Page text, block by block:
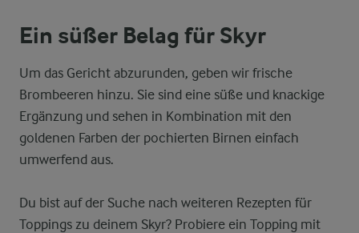
Ein süßer Belag für Skyr
Um das Gericht abzurunden, geben wir frische
Brombeeren hinzu. Sie sind eine süße und knackige
Ergänzung und sehen in Kombination mit den
goldenen Farben der pochierten Birnen einfach
umwerfend aus.
Du bist auf der Suche nach weiteren Rezepten für
Toppings zu deinem Skyr? Probiere ein Topping mit